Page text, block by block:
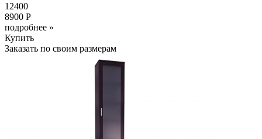
12400
8900 Р
подробнее »
Купить
Заказать по своим размерам